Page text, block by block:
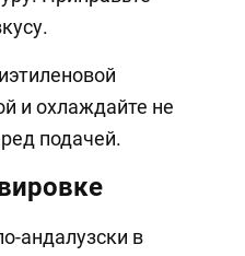
и охлаждайте не
подачей.
андалузски в